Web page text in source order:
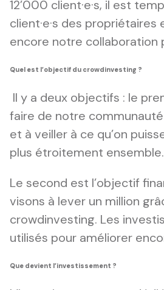
12’000 client·e·s, il est
client·e·s des
encore notre collaboration
Quel est l’objectif du crowdinvesting ?
Il y a deux objectifs : le
faire de notre
et à veiller à ce qu’on
plus étroitement ensemble.
Le second est l’objectif
visons à lever un million
crowdinvesting. Les
utilisés pour améliorer
Que devient l’investissement ?